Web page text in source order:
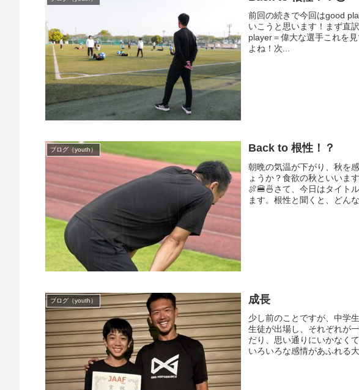
前回の続きで今回はgood
いこうと思います！まず直
player＝偉大な選手これを
よね！次...
ブログ（youth） Back to 根性！？
朝晩の気温が下がり、秋を
ょうか？食欲の秋といいま
🍖🍔🍜さて、今日はタイト
ます。根性と聞くと、どん
ブログ（youth） 成長
少し前のことですが、中学
生徒が出場し、それぞれが
だり、思い通りにいかなく
いろいろな感情があふれる